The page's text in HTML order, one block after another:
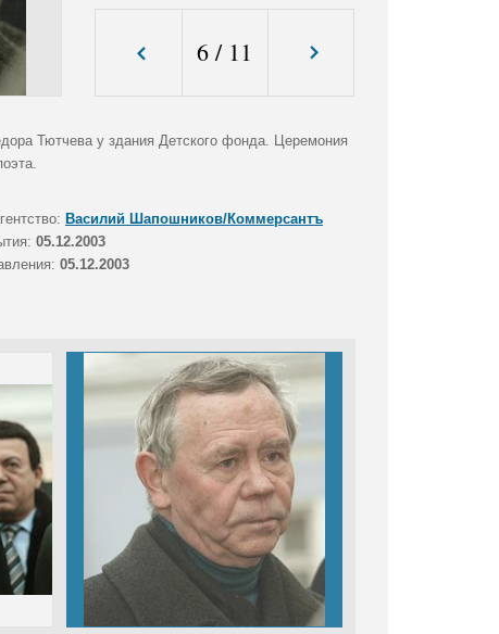
6 / 11
Тютчева у здания Детского фонда. Церемония
Василий Шапошников/Коммерсантъ
05.12.2003
05.12.2003